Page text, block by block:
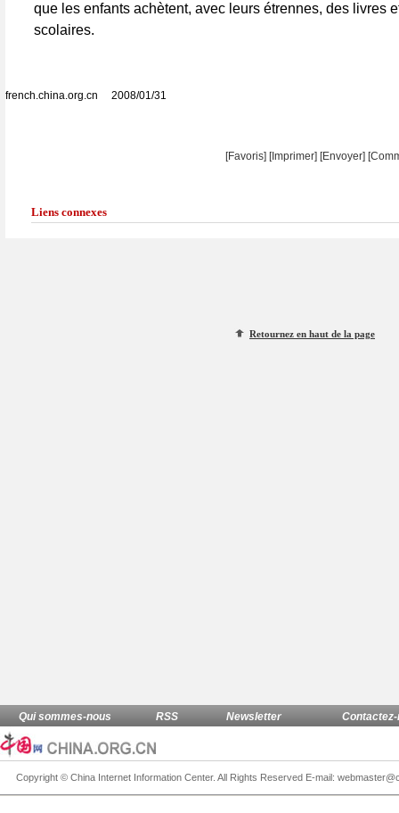
que les enfants achètent, avec leurs étrennes, des livres
scolaires.
french.china.org.cn 2008/01/31
[Favoris] [Imprimer] [Envoyer]
Liens connexes
Retournez en haut de la page